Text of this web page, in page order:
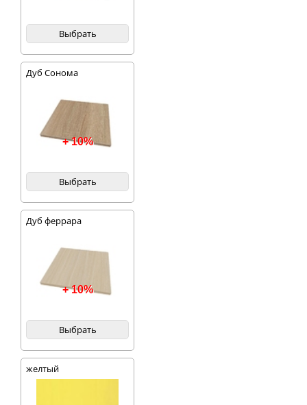
Выбрать
Дуб Сонома
+ 10%
Выбрать
Дуб феррара
+ 10%
Выбрать
желтый